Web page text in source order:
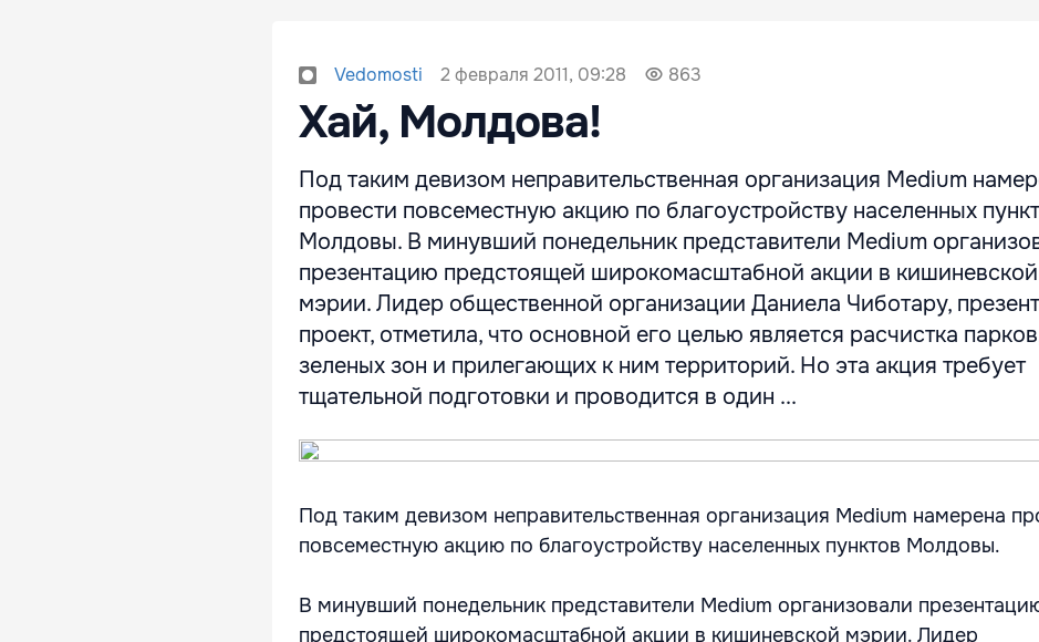
Vedomosti 2 февраля 2011, 09:28 863
Хай, Молдова!
Под таким девизом неправительственная организация Medium
провести повсеместную акцию по благоустройству населенных
Молдовы. В минувший понедельник представители Medium
презентацию предстоящей широкомасштабной акции в кишиневской
мэрии. Лидер общественной организации Даниела Чиботару,
проект, отметила, что основной его целью является расчистка
зеленых зон и прилегающих к ним территорий. Но эта акция требует
тщательной подготовки и проводится в один ...
Под таким девизом неправительственная организация Medium намерена
повсеместную акцию по благоустройству населенных пунктов Молдовы.
В минувший понедельник представители Medium организовали
предстоящей широкомасштабной акции в кишиневской мэрии. Лидер